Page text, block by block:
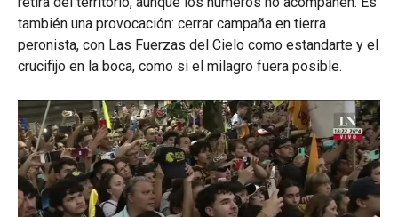
también una provocación: cerrar campaña en tierra
peronista, con Las Fuerzas del Cielo como estandarte y el
crucifijo en la boca, como si el milagro fuera posible.